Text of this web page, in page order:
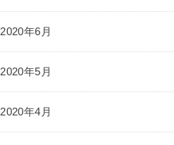
2020年6月
2020年5月
2020年4月